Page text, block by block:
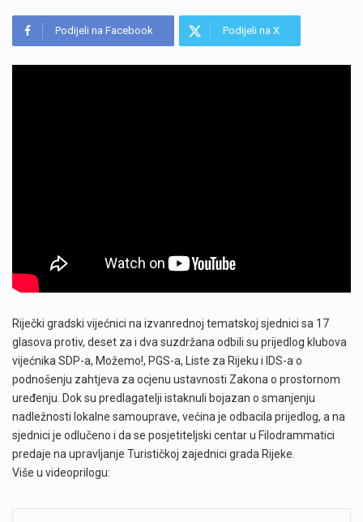
Podijeli na Facebook Podijeli na X
Riječki gradski vijećnici na izvanrednoj tematskoj sjednici sa 17
glasova protiv, deset za i dva suzdržana odbili su prijedlog klubova
vijećnika SDP-a, Možemo!, PGS-a, Liste za Rijeku i IDS-a o
podnošenju zahtjeva za ocjenu ustavnosti Zakona o prostornom
uređenju. Dok su predlagatelji istaknuli bojazan o smanjenju
nadležnosti lokalne samouprave, većina je odbacila prijedlog, a na
sjednici je odlučeno i da se posjetiteljski centar u Filodrammatici
predaje na upravljanje Turističkoj zajednici grada Rijeke.
Više u videoprilogu: